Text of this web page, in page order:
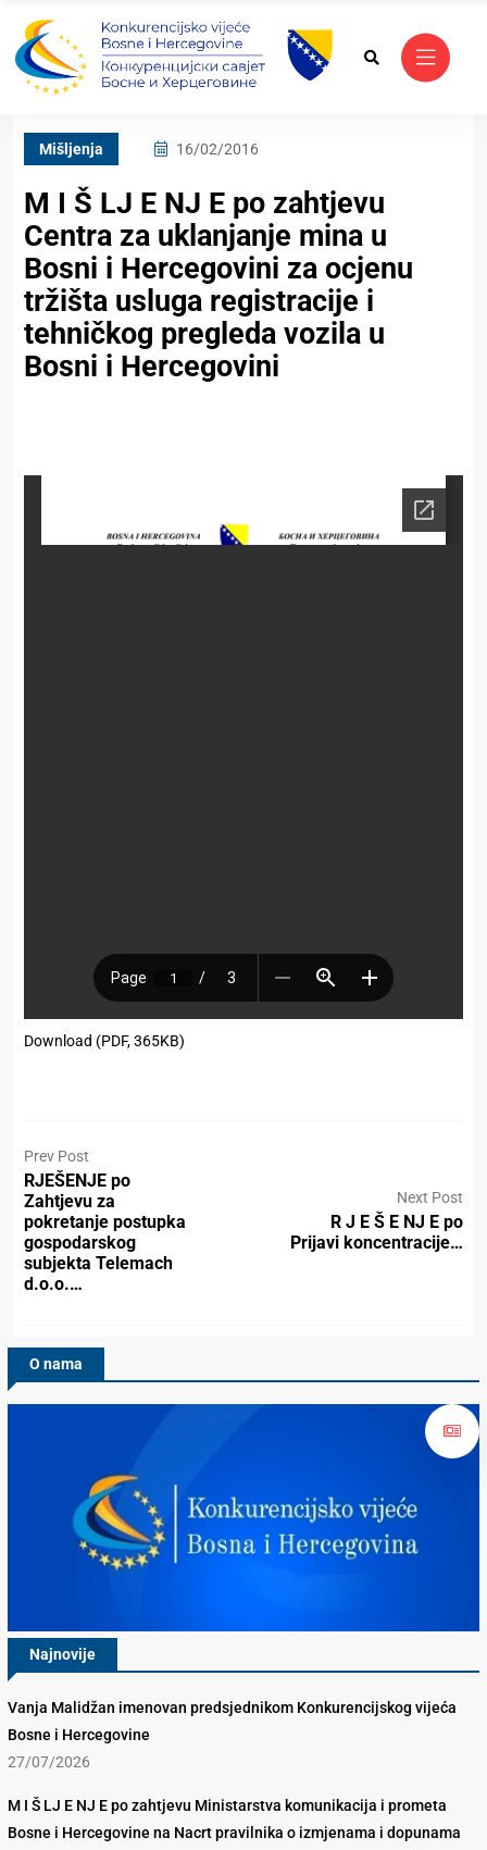
Mišljenja 16/02/2016
M I Š LJ E NJ E po zahtjevu
Centra za uklanjanje mina u
Bosni i Hercegovini za ocjenu
tržišta usluga registracije i
tehničkog pregleda vozila u
Bosni i Hercegovini
Download (PDF, 365KB)
Prev Post
RJEŠENJE po
Zahtjevu za
pokretanje postupka
gospodarskog
subjekta Telemach
d.o.o.…
Next Post
R J E Š E NJ E po
Prijavi koncentracije…
O nama
Najnovije
Vanja Malidžan imenovan predsjednikom Konkurencijskog vijeća
Bosne i Hercegovine
27/07/2026
M I Š LJ E NJ E po zahtjevu Ministarstva komunikacija i prometa
Bosne i Hercegovine na Nacrt pravilnika o izmjenama i dopunama